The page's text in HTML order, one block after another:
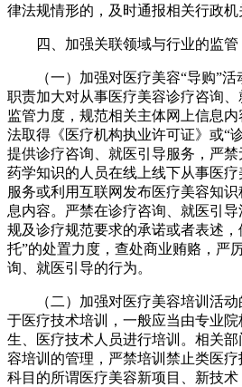
律法规情形的，及时通报相关行政机
四、加强关联领域与行业的监管
（一）加强对医疗美容“导购”
职责加大对从事医疗美容诊疗咨询
监管力度，规范相关主体网上信息
法取得《医疗机构执业许可证》或“
提供诊疗咨询、就医引导服务，严
药学知识的人员在线上线下从事医
服务或利用互联网发布医疗美容知
息内容。严禁在诊疗咨询、就医引
规及诊疗规范要求的承诺或者表述，
托”的处置力度，查处商业贿赂，严
询、就医引导的行为。
（二）加强对医疗美容培训活
于医疗技术培训，一般应当由专业
生、医疗技术人员进行培训。相关
容培训的管理，严禁培训禁止类医
科目的所谓医疗美容新项目、新技